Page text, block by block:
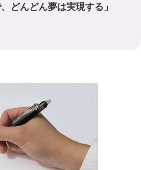
どんどん夢は実現する」